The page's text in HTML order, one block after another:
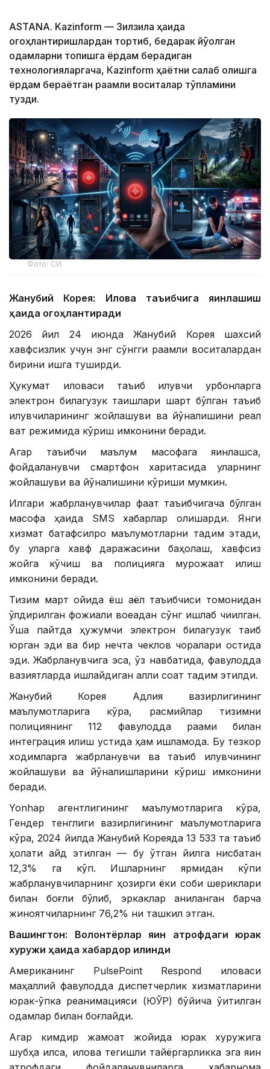
ASTANA. Kazinform — Зилзила ҳақида
огоҳлантиришлардан тортиб, бедарак йўқолган
одамларни топишга ёрдам берадиган
технологияларгача, Кazinform ҳаётни сақлаб қолишга
ёрдам бераётган рақамли воситалар тўпламини
тузди.
Фото: СИ
Жанубий Корея: Илова таъқибчига яқинлашиш
ҳақида огоҳлантиради
2026 йил 24 июнда Жанубий Корея шахсий
хавфсизлик учун энг сўнгги рақамли воситалардан
бирини ишга туширди.
Ҳукумат иловаси таъқиб қилувчи қурбонларга
электрон билагузук тақишлари шарт бўлган таъқиб
қилувчиларининг жойлашуви ва йўналишини реал
вақт режимида кўриш имконини беради.
Агар таъқибчи маълум масофага яқинлашса,
фойдаланувчи смартфон харитасида уларнинг
жойлашуви ва йўналишини кўриши мумкин.
Илгари жабрланувчилар фақат таъқибчигача бўлган
масофа ҳақида SМS хабарлар олишарди. Янги
хизмат батафсилроқ маълумотларни тақдим этади,
бу уларга хавф даражасини баҳолаш, хавфсиз
жойга кўчиш ва полицияга мурожаат қилиш
имконини беради.
Тизим март ойида ёш аёл таъқибчиси томонидан
ўлдирилган фожиали воқеадан сўнг ишлаб чиқилган.
Ўша пайтда ҳужумчи электрон билагузук тақиб
юрган эди ва бир нечта чеклов чоралари остида
эди. Жабрланувчига эса, ўз навбатида, фавқулодда
вазиятларда ишлайдиган ақлли соат тақдим этилди.
Жанубий Корея Адлия вазирлигининг
маълумотларига кўра, расмийлар тизимни
полициянинг 112 фавқулодда рақами билан
интеграция қилиш устида ҳам ишламоқда. Бу тезкор
ходимларга жабрланувчи ва таъқиб қилувчининг
жойлашуви ва йўналишларини кўриш имконини
беради.
Yonhap агентлигининг маълумотларига кўра,
Гендер тенглиги вазирлигининг маълумотларига
кўра, 2024 йилда Жанубий Кореяда 13 533 та таъқиб
ҳолати қайд этилган — бу ўтган йилга нисбатан
12,3% га кўп. Ишларнинг ярмидан кўпи
жабрланувчиларнинг ҳозирги ёки собиқ шериклари
билан боғлиқ бўлиб, эркаклар аниқланган барча
жиноятчиларнинг 76,2% ни ташкил этган.
Вашингтон: Волонтёрлар яқин атрофдаги юрак
хуружи ҳақида хабардор қилинди
Американинг PulsePoint Respond иловаси
маҳаллий фавқулодда диспетчерлик хизматларини
юрак-ўпка реанимацияси (ЮЎР) бўйича ўқитилган
одамлар билан боғлайди.
Агар кимдир жамоат жойида юрак хуружига
шубҳа қилса, илова тегишли тайёргарликка эга яқин